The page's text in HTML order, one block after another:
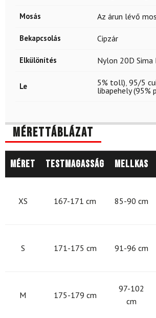
Mosás Az árun lévő
Bekapcsolás Cipzár
Elkülönítés Nylon 20D
Le 5% toll) 95/5
libapehely (95%
Mérettáblázat
Méret Testmagasság Mellkas
XS 167-171 cm 85-90 cm
S 171-175 cm 91-96 cm
M 175-179 cm
97-102
cm